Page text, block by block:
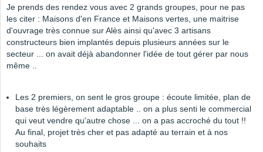
Je prends des rendez vous avec 2 grands groupes, pour ne pas
les citer : Maisons d'en France et Maisons vertes, une maitrise
d'ouvrage très connue sur Alès ainsi qu'avec 3 artisans
constructeurs bien implantés depuis plusieurs années sur le
secteur ... on avait déjà abandonner l'idée de tout gérer par nous
même ..
Les 2 premiers, on sent le gros groupe : écoute limitée, plan de
base très légèrement adaptable .. on a plus senti le commercial
qui veut vendre qu'autre chose ... on a pas accroché du tout !!
Au final, projet très cher et pas adapté au terrain et à nos
souhaits